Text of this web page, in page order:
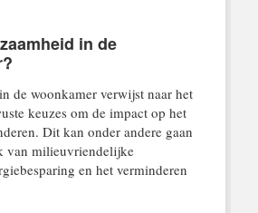
in de
de woonkamer verwijst naar het
keuzes om de impact op het
Dit kan onder andere gaan
van milieuvriendelijke
en het verminderen